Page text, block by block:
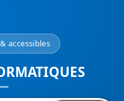
accessibles